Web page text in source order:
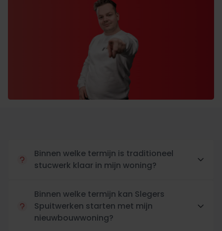
Binnen welke termijn is traditioneel
stucwerk klaar in mijn woning?
Binnen welke termijn kan Slegers
Spuitwerken starten met mijn
nieuwbouwwoning?